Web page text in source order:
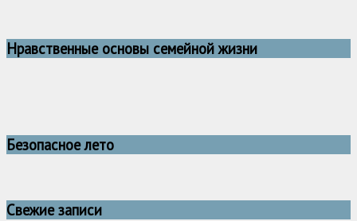
Нравственные основы семейной жизни
Безопасное лето
Свежие записи